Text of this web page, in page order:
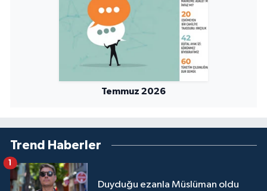
Temmuz 2026
Trend Haberler
Duyduğu ezanla Müslüman oldu
1